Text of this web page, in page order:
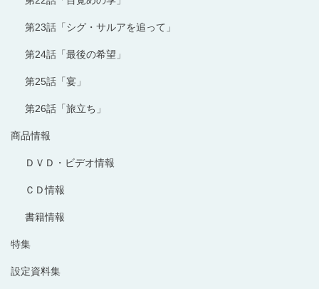
第23話「シグ・サルアを追って」
第24話「最後の希望」
第25話「宴」
第26話「旅立ち」
商品情報
ＤＶＤ・ビデオ情報
ＣＤ情報
書籍情報
特集
設定資料集